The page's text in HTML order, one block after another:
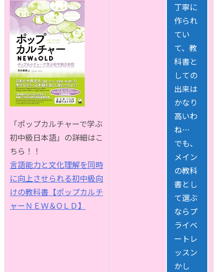
「ポップカルチャーで学ぶ
初中級日本語」の詳細はこ
ちら！！
言語能力と文化理解を同時
に向上させられる初中級向
けの教科書【ポップカルチ
ャーＮＥＷ＆OＬＤ】
丁寧に
作られ
てい
て、教
科書と
しての
出来は
かなり
高いわ
ね…
でも、
メイン
の教科
書とし
て選ぶ
ならプ
ライベ
ートレ
ッスン
かし